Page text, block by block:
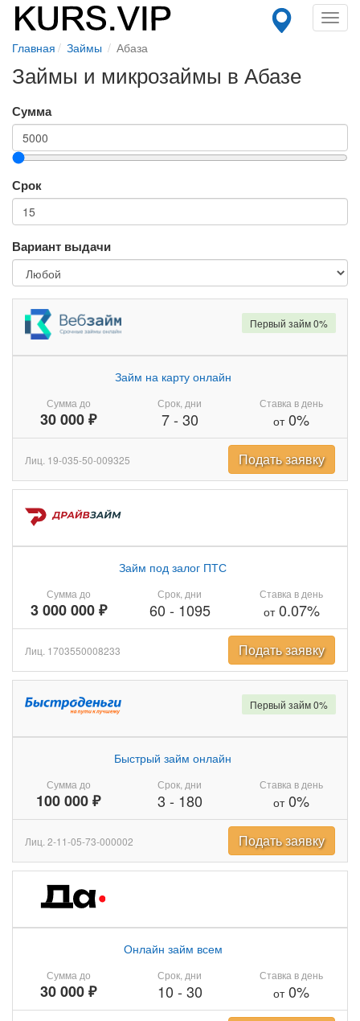
Главная Займы Абаза
Займы и микрозаймы в Абазе
Сумма
Срок
Вариант выдачи
Сумма до
30 000 ₽
Займ на карту онлайн
Срок, дни
7- 30
Ставка в день
от0%
Первый займ 0%
Лиц. 19-035-50-009325 Подать заявку
Сумма до
3 000 000 ₽
Займ под залог ПТС
Срок, дни
60 - 1095
Ставка в день
от0.07%
Лиц. 1703550008233 Подать заявку
Сумма до
100 000 ₽
Быстрый займ онлайн
Срок, дни
3 - 180
Ставка в день
от0%
Первый займ 0%
Лиц. 2-11-05-73-000002 Подать заявку
Сумма до
30 000 ₽
Онлайн займ всем
Срок, дни
10 - 30
Ставка в день
от0%